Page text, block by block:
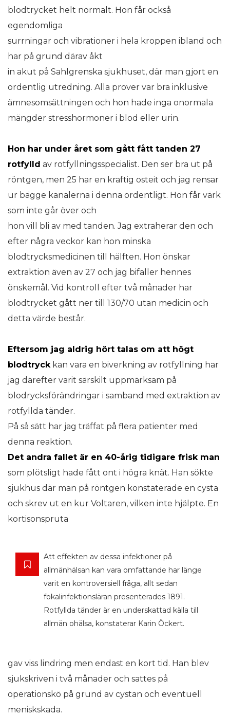
blodtrycket helt normalt. Hon får också
egendomliga
surrningar och vibrationer i hela kroppen ibland och
har på grund därav åkt
in akut på Sahlgrenska sjukhuset, där man gjort en
ordentlig utredning. Alla prover var bra inklusive
ämnesomsättningen och hon hade inga onormala
mängder stresshormoner i blod eller urin.
Hon har under året som gått fått tanden 27
rotfylld av rotfyllningsspecialist. Den ser bra ut på
röntgen, men 25 har en kraftig osteit och jag rensar
ur bägge kanalerna i denna ordentligt. Hon får värk
som inte går över och
hon vill bli av med tanden. Jag extraherar den och
efter några veckor kan hon minska
blodtrycksmedicinen till hälften. Hon önskar
extraktion även av 27 och jag bifaller hennes
önskemål. Vid kontroll efter två månader har
blodtrycket gått ner till 130/70 utan medicin och
detta värde består.
Eftersom jag aldrig hört talas om att högt
blodtryck kan vara en biverkning av rotfyllning har
jag därefter varit särskilt uppmärksam på
blodrycksförändringar i samband med extraktion av
rotfyllda tänder.
På så sätt har jag träffat på flera patienter med
denna reaktion.
Det andra fallet är en 40-årig tidigare frisk man
som plötsligt hade fått ont i högra knät. Han sökte
sjukhus där man på röntgen konstaterade en cysta
och skrev ut en kur Voltaren, vilken inte hjälpte. En
kortisonspruta
Att effekten av dessa infektioner på
allmänhälsan kan vara omfattande har länge
varit en kontroversiell fråga, allt sedan
fokalinfektionsläran presenterades 1891.
Rotfyllda tänder är en underskattad källa till
allmän ohälsa, konstaterar Karin Öckert.
gav viss lindring men endast en kort tid. Han blev
sjukskriven i två månader och sattes på
operationskö på grund av cystan och eventuell
meniskskada.